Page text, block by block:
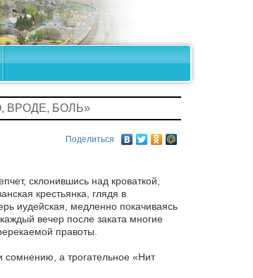
ВРОДЕ, БОЛЬ»
Поделиться
склонившись над кроваткой,
крестьянка, глядя в
иудейская, медленно покачиваясь
вечер после заката многие
правоты.
а трогательное «Нит